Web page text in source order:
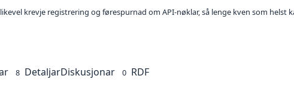
krevje registrering og førespurnad om API-nøklar, så lenge kven som helst
8 DetaljarDiskusjonar 0 RDF